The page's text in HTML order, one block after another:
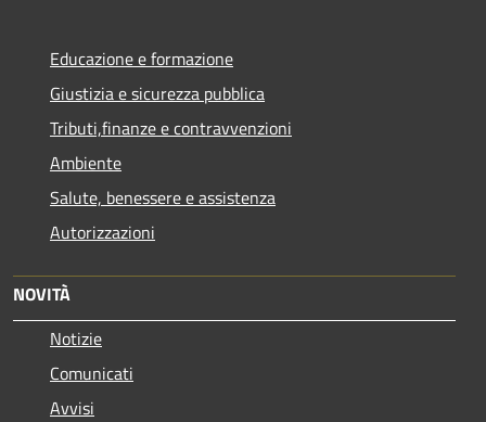
Educazione e formazione
Giustizia e sicurezza pubblica
Tributi,finanze e contravvenzioni
Ambiente
Salute, benessere e assistenza
Autorizzazioni
NOVITÀ
Notizie
Comunicati
Avvisi